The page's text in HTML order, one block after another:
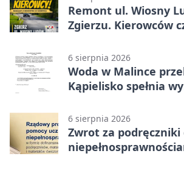
Remont ul. Wiosny
Zgierzu. Kierowców
6 sierpnia 2026
Woda w Malince
Kąpielisko spełnia
6 sierpnia 2026
Zwrot za podręczniki